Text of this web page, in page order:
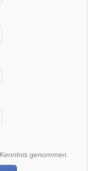
genommen.